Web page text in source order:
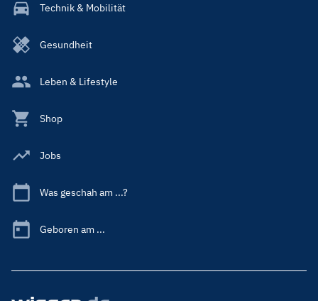
Technik & Mobilität
Gesundheit
Leben & Lifestyle
Shop
Jobs
Was geschah am ...?
Geboren am ...